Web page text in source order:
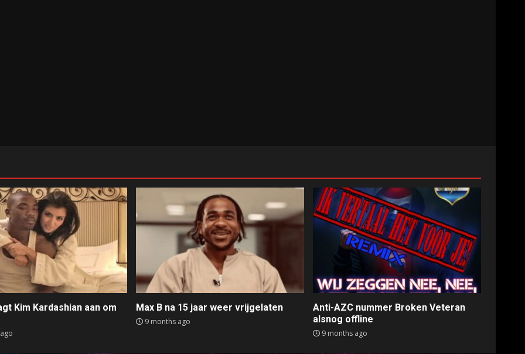
Kim Kardashian aan om
Max B na 15 jaar weer vrijgelaten
9 months ago
Anti-AZC nummer Broken Veteran
alsnog offline
9 months ago